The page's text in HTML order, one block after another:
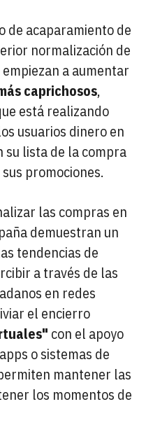
de acaparamiento de
normalización de
a aumentar
caprichosos,
está realizando
usuarios dinero en
su lista de la compra
promociones.
las compras en
demuestran un
tendencias de
a través de las
en redes
el encierro
con el apoyo
o sistemas de
mantener las
los momentos de